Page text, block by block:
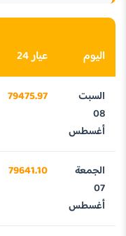
اليوم عيار 24
السبت
08
أغسطس
79475.97
الجمعة
07
أغسطس
79641.10